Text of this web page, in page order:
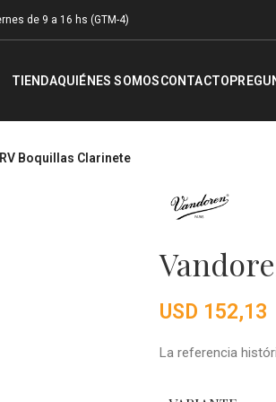
de 9 a 16 hs (GTM-4)
TIENDAQUIÉNES SOMOSCONTACTO
Boquillas Clarinete
USD 152,13
La referencia